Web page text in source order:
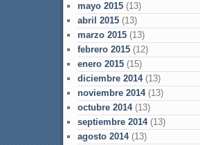
mayo 2015(13)
abril 2015(13)
marzo 2015(13)
febrero 2015(12)
enero 2015(15)
diciembre 2014(13)
noviembre 2014(13)
octubre 2014(13)
septiembre 2014(13)
agosto 2014(13)